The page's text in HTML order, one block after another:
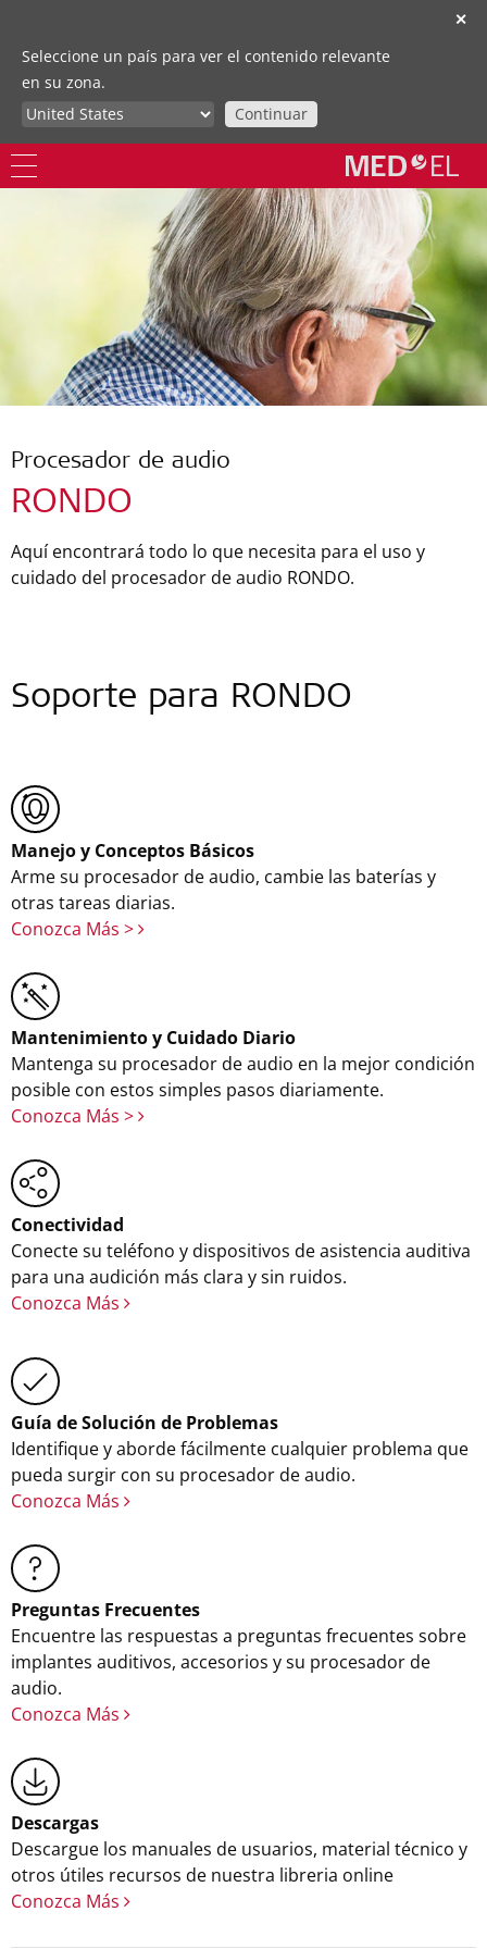
✕
Seleccione un país para ver el contenido relevante
en su zona.
Continuar
Procesador de audio
RONDO
Aquí encontrará todo lo que necesita para el uso y
cuidado del procesador de audio RONDO.
Soporte para RONDO
Manejo y Conceptos Básicos
Arme su procesador de audio, cambie las baterías y
otras tareas diarias.
Conozca Más >
Mantenimiento y Cuidado Diario
Mantenga su procesador de audio en la mejor condición
posible con estos simples pasos diariamente.
Conozca Más >
Conectividad
Conecte su teléfono y dispositivos de asistencia auditiva
para una audición más clara y sin ruidos.
Conozca Más
Guía de Solución de Problemas
Identifique y aborde fácilmente cualquier problema que
pueda surgir con su procesador de audio.
Conozca Más
Preguntas Frecuentes
Encuentre las respuestas a preguntas frecuentes sobre
implantes auditivos, accesorios y su procesador de
audio.
Conozca Más
Descargas
Descargue los manuales de usuarios, material técnico y
otros útiles recursos de nuestra libreria online
Conozca Más